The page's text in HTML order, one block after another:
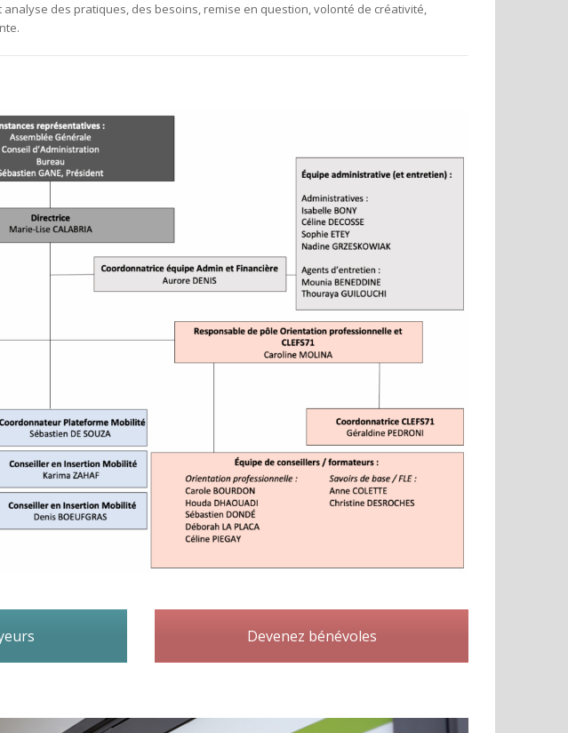
des pratiques, des besoins, remise en question, volonté de créativité,
Devenez bénévoles